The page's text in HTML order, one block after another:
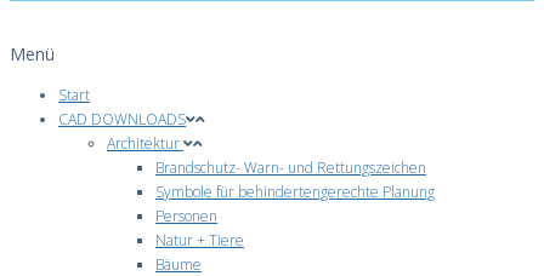
Menü
Start
CAD DOWNLOADS
Architektur
Brandschutz- Warn- und Rettungszeichen
Symbole für behindertengerechte Planung
Personen
Natur + Tiere
Bäume